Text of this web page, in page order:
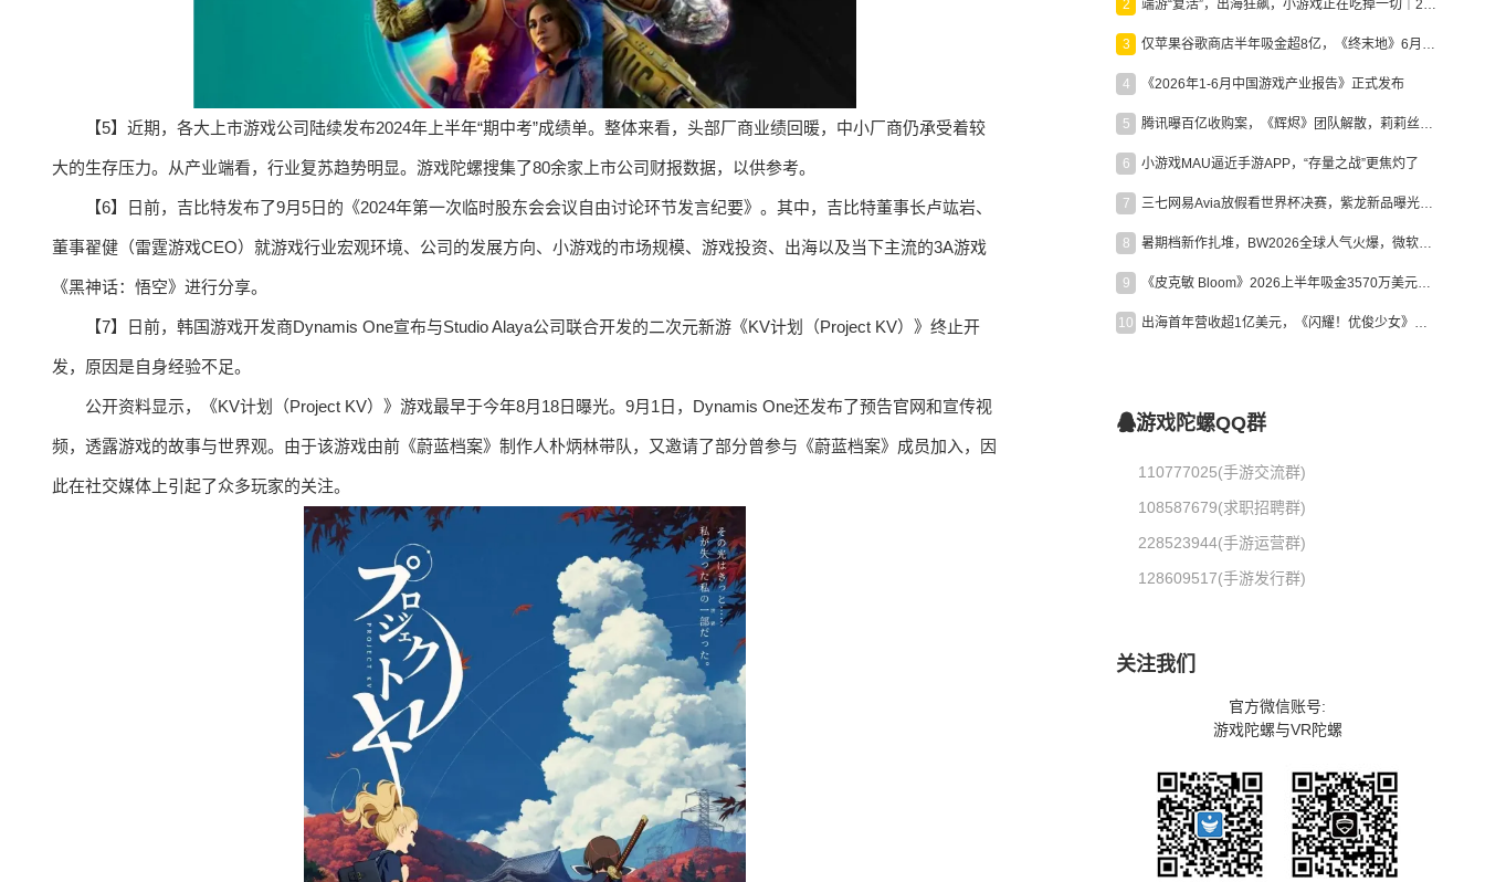
【5】近期，各大上市游戏公司陆续发布2024年上半年“期中考”成绩单。整体来看，头部厂商业绩回暖，中小厂商仍承受着较
大的生存压力。从产业端看，行业复苏趋势明显。游戏陀螺搜集了80余家上市公司财报数据，以供参考。
【6】日前，吉比特发布了9月5日的《2024年第一次临时股东会会议自由讨论环节发言纪要》。其中，吉比特董事长卢竑岩、
董事翟健（雷霆游戏CEO）就游戏行业宏观环境、公司的发展方向、小游戏的市场规模、游戏投资、出海以及当下主流的3A游戏
《黑神话：悟空》进行分享。
【7】日前，韩国游戏开发商Dynamis One宣布与Studio Alaya公司联合开发的二次元新游《KV计划（Project KV）》终止开
发，原因是自身经验不足。
公开资料显示，《KV计划（Project KV）》游戏最早于今年8月18日曝光。9月1日，Dynamis One还发布了预告官网和宣传视
频，透露游戏的故事与世界观。由于该游戏由前《蔚蓝档案》制作人朴炳林带队，又邀请了部分曾参与《蔚蓝档案》成员加入，因
此在社交媒体上引起了众多玩家的关注。
2 端游“复活”，出海狂飙，小游戏正在吃掉一切｜2026上半年产业报告
3 仅苹果谷歌商店半年吸金超8亿，《终末地》6月份收入显著回暖
4 《2026年1-6月中国游戏产业报告》正式发布
5 腾讯曝百亿收购案，《辉烬》团队解散，莉莉丝新作曝光｜陀螺周报
6 小游戏MAU逼近手游APP，“存量之战”更焦灼了
7 三七网易Avia放假看世界杯决赛，紫龙新品曝光，米哈游新作上线 | 陀螺周报
8 暑期档新作扎堆，BW2026全球人气火爆，微软XBOX大裁员|陀螺周报
9 《皮克敏 Bloom》2026上半年吸金3570万美元，中国台湾成最大市场
10 出海首年营收超1亿美元，《闪耀！优俊少女》美国市场占比达七成
游戏陀螺QQ群
110777025(手游交流群)
108587679(求职招聘群)
228523944(手游运营群)
128609517(手游发行群)
关注我们
官方微信账号:
游戏陀螺与VR陀螺